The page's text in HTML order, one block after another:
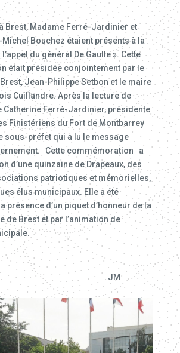
Brest, Madame Ferré-Jardinier et
Bouchez étaient présents à la
du général De Gaulle ». Cette
était présidée conjointement par le
Jean-Philippe Setbon et le maire
Cuillandre. Après la lecture de
Catherine Ferré-Jardinier, présidente
Finistériens du Fort de Montbarrey
sous-préfet qui a lu le message
Cette commémoration a
d’une quinzaine de Drapeaux, des
patriotiques et mémorielles,
élus municipaux. Elle a été
présence d’un piquet d’honneur de la
de Brest et par l’animation de